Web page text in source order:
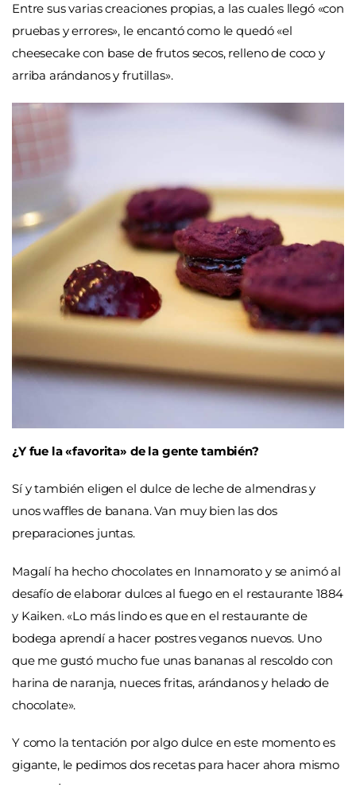
Entre sus varias creaciones propias, a las cuales llegó «con
pruebas y errores», le encantó como le quedó «el
cheesecake con base de frutos secos, relleno de coco y
arriba arándanos y frutillas».
¿Y fue la «favorita» de la gente también?
Sí y también eligen el dulce de leche de almendras y
unos waffles de banana. Van muy bien las dos
preparaciones juntas.
Magalí ha hecho chocolates en Innamorato y se animó al
desafío de elaborar dulces al fuego en el restaurante 1884
y Kaiken. «Lo más lindo es que en el restaurante de
bodega aprendí a hacer postres veganos nuevos. Uno
que me gustó mucho fue unas bananas al rescoldo con
harina de naranja, nueces fritas, arándanos y helado de
chocolate».
Y como la tentación por algo dulce en este momento es
gigante, le pedimos dos recetas para hacer ahora mismo